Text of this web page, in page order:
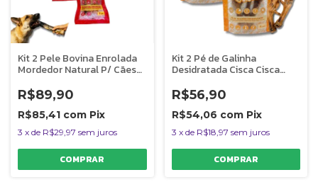
Kit 2 Pele Bovina Enrolada
Mordedor Natural P/ Cães
AlecrimPet
R$89,90
R$85,41 com Pix
3 x de R$29,97 sem juros
Kit 2 Pé de Galinha
Desidratada Cisca Cisca
AlecrimPet
R$56,90
R$54,06 com Pix
3 x de R$18,97 sem juros